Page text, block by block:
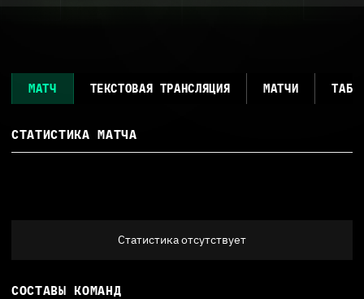
МАТЧ ТЕКСТОВАЯ ТРАНСЛЯЦИЯ МАТЧИ
СТАТИСТИКА МАТЧА
Статистика отсутствует
СОСТАВЫ КОМАНД